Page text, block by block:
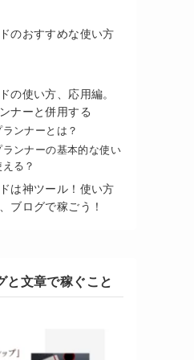
のおすすめな使い方
の使い方、応用編。
ナーと併用する
ンナーとは？
ンナーの基本的な使い
る？
は神ツール！使い方
ブログで稼ごう！
と文章で稼ぐこと